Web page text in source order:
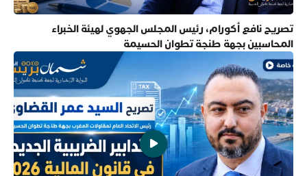
تصريح نافع أكورام، رئيس المجلس الجهوي لهيئة الخبراء
المحاسبين بجهة طنجة تطوان الحسيمة